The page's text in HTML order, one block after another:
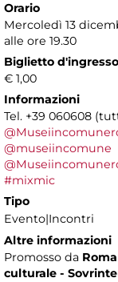
Orario
Mercoledì 13
alle ore 19.30
Biglietto d'ingresso
€ 1,00
Informazioni
Tel. +39 060608
@museiincomune
#mixmic
Tipo
Evento|Incontri
Altre informazioni
Promosso da
culturale -